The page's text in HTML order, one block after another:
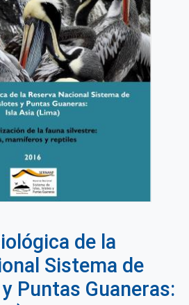
de la
Sistema de
Puntas Guaneras: